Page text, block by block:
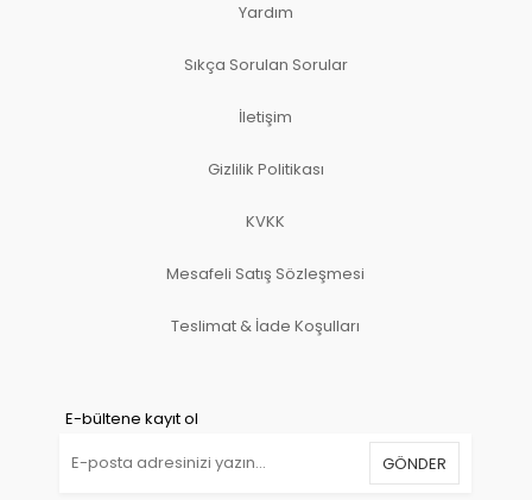
Yardım
Sıkça Sorulan Sorular
İletişim
Gizlilik Politikası
KVKK
Mesafeli Satış Sözleşmesi
Teslimat & İade Koşulları
E-bültene kayıt ol
GÖNDER